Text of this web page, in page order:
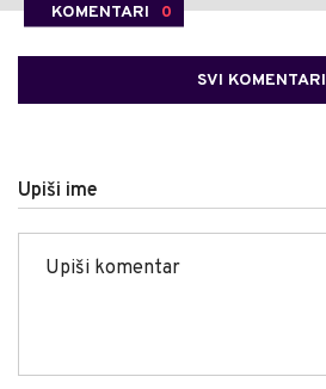
KOMENTARI 0
SVI KOMENTARI
Upiši ime